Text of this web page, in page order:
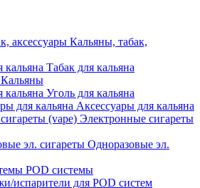
Кальяны, табак,
Табак для кальяна
Кальяны
Уголь для кальяна
Аксессуары для кальяна
Электронные сигареты
Одноразовые эл.
POD системы